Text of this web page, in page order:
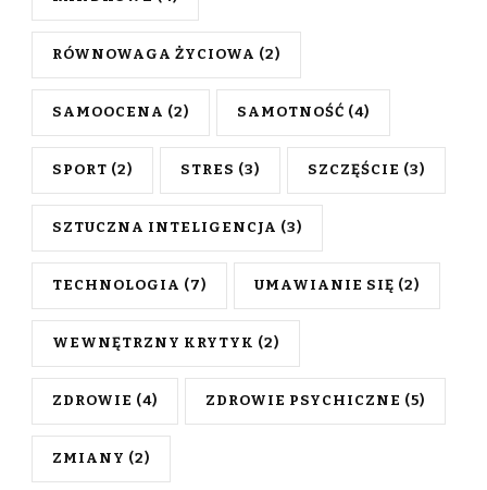
RÓWNOWAGA ŻYCIOWA (2)
SAMOOCENA (2) SAMOTNOŚĆ (4)
SPORT (2) STRES (3) SZCZĘŚCIE (3)
SZTUCZNA INTELIGENCJA (3)
TECHNOLOGIA (7) UMAWIANIE SIĘ (2)
WEWNĘTRZNY KRYTYK (2)
ZDROWIE (4) ZDROWIE PSYCHICZNE (5)
ZMIANY (2)